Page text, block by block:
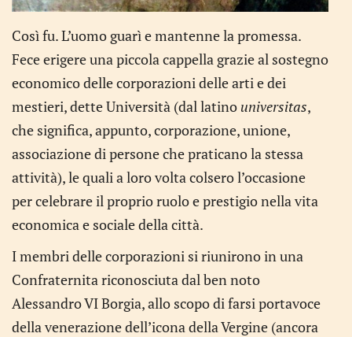
Così fu. L’uomo guarì e mantenne la promessa.
Fece erigere una piccola cappella grazie al sostegno
economico delle corporazioni delle arti e dei
mestieri, dette Università (dal latino universitas,
che significa, appunto, corporazione, unione,
associazione di persone che praticano la stessa
attività), le quali a loro volta colsero l’occasione
per celebrare il proprio ruolo e prestigio nella vita
economica e sociale della città.
I membri delle corporazioni si riunirono in una
Confraternita riconosciuta dal ben noto
Alessandro VI Borgia, allo scopo di farsi portavoce
della venerazione dell’icona della Vergine (ancora